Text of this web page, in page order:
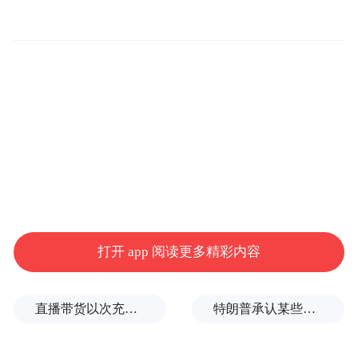
打开 app 阅读更多精彩内容
直播带货以次充好、拒不发货，算诈骗吗？ 特朗普承认某些弹药供应紧张